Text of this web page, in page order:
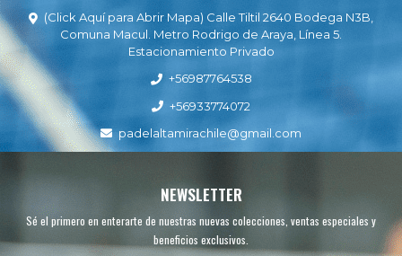
(Click Aquí para Abrir Mapa) Calle Tiltil 2640 Bodega N3B,
Comuna Macul. Metro Rodrigo de Araya, Línea 5.
Estacionamiento Privado
+56987764538
+56933774072
padelaltamirachile@gmail.com
NEWSLETTER
Sé el primero en enterarte de nuestras nuevas colecciones, ventas especiales y
beneficios exclusivos.